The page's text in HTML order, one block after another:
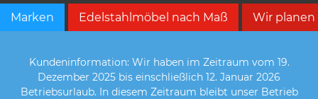
Marken Edelstahlmöbel nach Maß Wir planen
Kundeninformation: Wir haben im Zeitraum vom 19.
Dezember 2025 bis einschließlich 12. Januar 2026
Betriebsurlaub. In diesem Zeitraum bleibt unser Betrieb